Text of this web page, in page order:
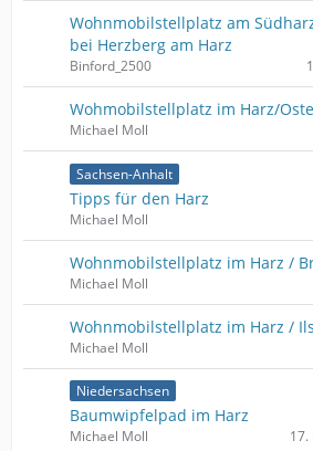
Wohnmobilstellplatz am
bei Herzberg am Harz
Binford_2500
Wohmobilstellplatz im Harz/
Michael Moll
Sachsen-Anhalt
Tipps für den Harz
Michael Moll
Wohnmobilstellplatz im Harz /
Michael Moll
Wohnmobilstellplatz im Harz /
Michael Moll
Niedersachsen
Baumwipfelpad im Harz
Michael Moll
17.